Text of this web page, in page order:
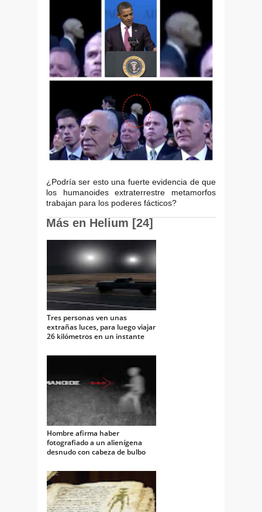
¿Podría ser esto una fuerte evidencia de que
los humanoides extraterrestre metamorfos
trabajan para los poderes fácticos?
Más en Helium [24]
Tres personas ven unas
extrañas luces, para luego viajar
26 kilómetros en un instante
Hombre afirma haber
fotografiado a un alienígena
desnudo con cabeza de bulbo